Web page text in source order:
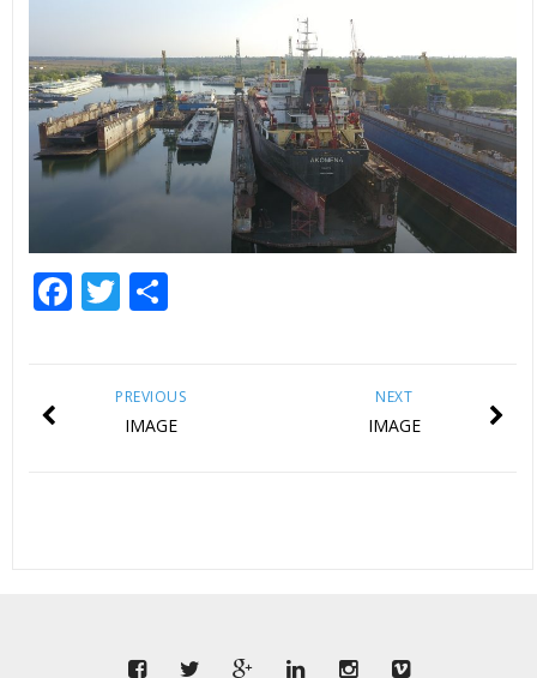
Facebook
Twitter
Share
NEXT
IMAGE
PREVIOUS
IMAGE